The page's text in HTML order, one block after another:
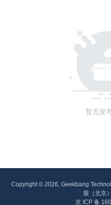
暂无发
Copyright © 2026, Geekbang
股（北京
京 ICP 备